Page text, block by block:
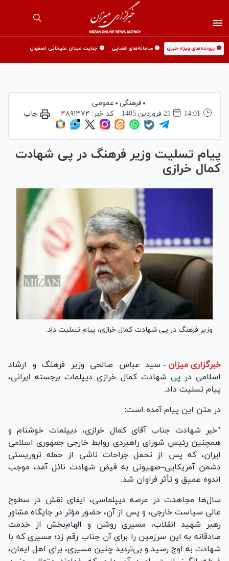
🟡 پرونده‌های ویژه خبری 🟡 سامانه‌های قضایی 🟡 جنایت میدان علیخانی اصفهان
فرهنگی
عمومی
14:01
21 فروردين 1405 کد خبر: ۴۸۹۱۳۷۴ چاپ
پیام تسلیت وزیر فرهنگ در پی شهادت
کمال خرازی
وزیر فرهنگ در پی شهادت کمال خرازی، پیام تسلیت داد.
خبرگزاری میزان - سید عباس صالحی وزیر فرهنگ و ارشاد
اسلامی در پی شهادت کمال خرازی دیپلمات برجسته ایرانی،
پیام تسلیت داد.
در متن این پیام آمده است:
"خبر شهادت جناب آقای کمال خرازی، دیپلمات خوشنام و
همچنین رئیس شورای راهبردی روابط خارجی جمهوری اسلامی
ایران، که پس از تحمل جراحات ناشی از حمله تروریستی
دشمن آمریکایی–صهیونی به فیض شهادت نائل آمد، موجب
اندوه عمیق و تأثر فراوان شد.
سال‌ها مجاهدت در عرصه دیپلماسی، ایفای نقش در سطوح
عالی سیاست خارجی، و پس از آن، حضور مؤثر در جایگاه مشاور
رهبر شهید انقلاب، مسیری روشن و الهام‌بخش از خدمت
صادقانه به این سرزمین را برای آن جناب رقم زد؛ مسیری که با
شهادت به اوج رسید و بی‌تردید چنین مسیری، برای اهل ایمان،